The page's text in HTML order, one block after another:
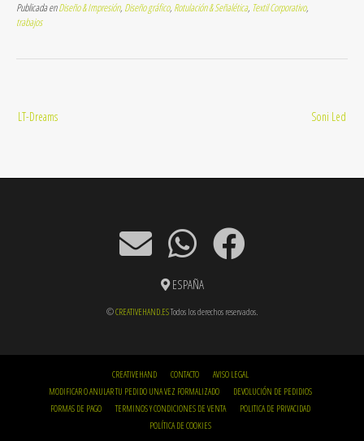
Publicada enDiseño & Impresión, Diseño gráfico, Rotulación & Señalética, Textil Corporativo,
trabajos
de Soni Led
LT-Dreams
ESPAÑA
©CREATIVEHAND.ESTodos los derechos reservados.
CREATIVEHAND CONTACTO
AVISO LEGAL
MODIFICAR O ANULAR TU PEDIDO UNA VEZ FORMALIZADO
DEVOLUCIÓN DE PEDIDIOS
FORMAS DE PAGO
TERMINOS Y CONDICIONES DE VENTA
POLITICA DE PRIVACIDAD
POLÍTICA DE COOKIES